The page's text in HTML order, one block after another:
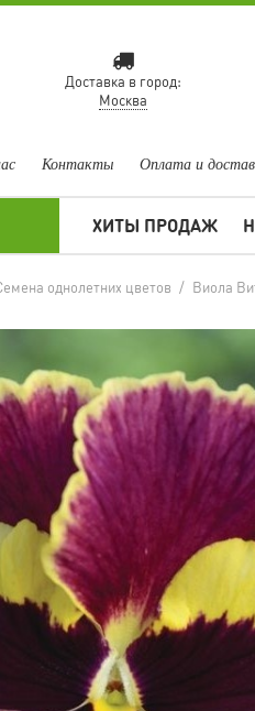
Доставка в город:
Москва
Контакты Оплата и
ХИТЫ ПРОДАЖ
однолетних цветов / Виола